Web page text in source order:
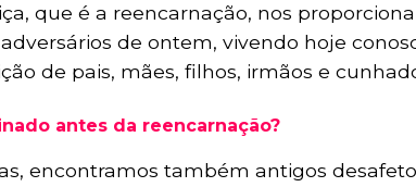
que é a reencarnação, nos proporciona
de ontem, vivendo hoje
de pais, mães, filhos, irmãos e
antes da reencarnação?
encontramos também antigos